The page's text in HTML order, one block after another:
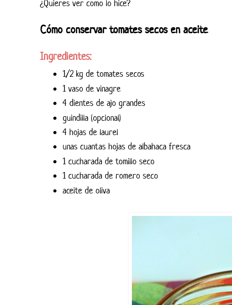
¿Quieres ver como lo hice?
Cómo conservar tomates secos en aceite
Ingredientes:
1/2 kg de tomates secos
1 vaso de vinagre
4 dientes de ajo grandes
guindilla (opcional)
4 hojas de laurel
unas cuantas hojas de albahaca fresca
1 cucharada de tomillo seco
1 cucharada de romero seco
aceite de oliva